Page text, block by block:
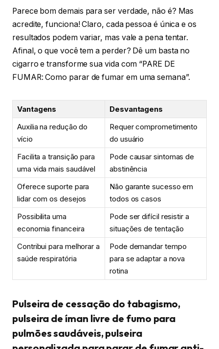
Parece bom demais para ser verdade, não é? Mas
acredite, funciona! Claro, cada pessoa é única e os
resultados podem variar, mas vale a pena tentar.
Afinal, o que você tem a perder? Dê um basta no
cigarro e transforme sua vida com “PARE DE
FUMAR: Como parar de fumar em uma semana”.
Vantagens
Desvantagens
Auxilia na redução do
vício
Requer comprometimento
do usuário
Facilita a transição para
uma vida mais saudável
Pode causar sintomas de
abstinência
Oferece suporte para
lidar com os desejos
Não garante sucesso em
todos os casos
Possibilita uma
economia financeira
Pode ser difícil resistir a
situações de tentação
Contribui para melhorar a
saúde respiratória
Pode demandar tempo
para se adaptar a nova
rotina
Pulseira de cessação do tabagismo,
pulseira de íman livre de fumo para
pulmões saudáveis, pulseira